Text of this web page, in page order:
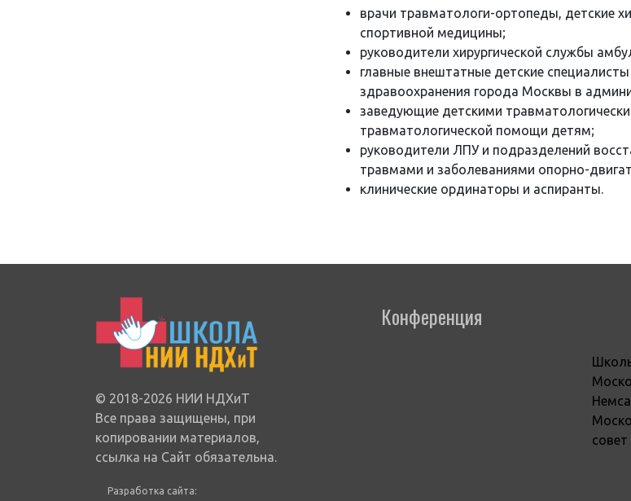
врачи травматологи-ортопеды, детские
спортивной медицины;
руководители хирургической службы
главные внештатные детские
здравоохранения города Москвы в
заведующие детскими
травматологической помощи детям;
руководители ЛПУ и подразделений
травмами и заболеваниями опорно-
клинические ординаторы и аспиранты.
© 2018-2026 НИИ НДХиТ
Все права защищены, при
копировании материалов,
ссылка на Сайт обязательна.
Разработка сайта:
Конференция
совет